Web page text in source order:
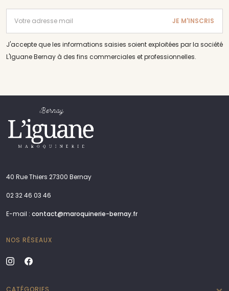
JE M'INSCRIS
J'accepte que les informations saisies soient exploitées par la société
L'Iguane Bernayà des fins commerciales et professionnelles.
40 Rue Thiers 27300 Bernay
02 32 46 03 46
E-mail : contact@maroquinerie-bernay.fr
NOS RÉSEAUX